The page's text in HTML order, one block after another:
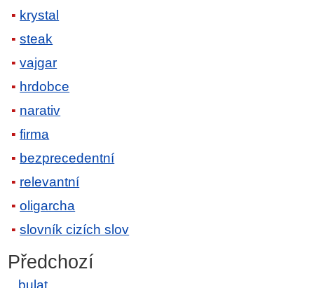
krystal
steak
vajgar
hrdobce
narativ
firma
bezprecedentní
relevantní
oligarcha
slovník cizích slov
Předchozí